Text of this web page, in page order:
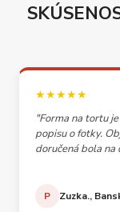
★★★★★
"Forma na tortu
popisu o fotky.
doručená bola na
P Zuzka.,